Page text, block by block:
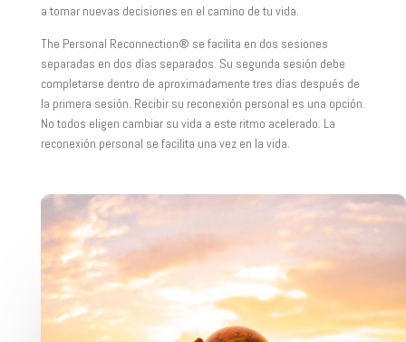
a tomar nuevas decisiones en el camino de tu vida.
The Personal Reconnection® se facilita en dos sesiones
separadas en dos días separados. Su segunda sesión debe
completarse dentro de aproximadamente tres días después de
la primera sesión. Recibir su reconexión personal es una opción.
No todos eligen cambiar su vida a este ritmo acelerado. La
reconexión personal se facilita una vez en la vida.